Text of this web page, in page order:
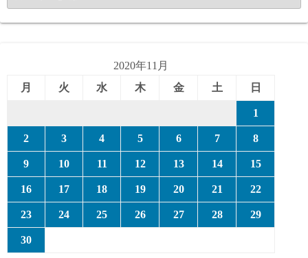
テ
ゴ
2020年11月
月
火 水 木 金 土 日
1
2 3 4 5 6 7 8
9 10 11 12 13 14 15
16 17 18 19 20 21 22
23 24 25 26 27 28 29
30